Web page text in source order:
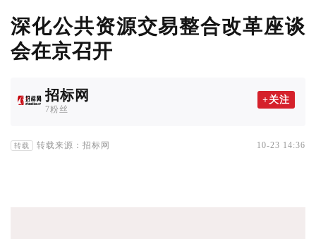
深化公共资源交易整合改革座谈
会在京召开
招标网
7粉丝
+关注
转载 转载来源：招标网 10-23 14:36